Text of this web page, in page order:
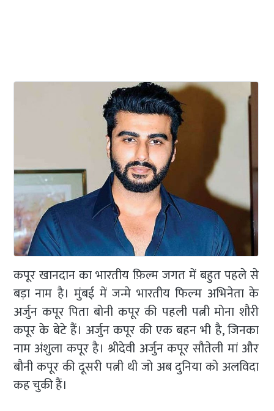
कपूर खानदान का भारतीय फ़िल्म जगत में बहुत पहले से
बड़ा नाम है। मुंबई में जन्मे भारतीय फिल्‍म अभिनेता के
अर्जुन कपूर पिता बोनी कपूर की पहली पत्नी मोना शौरी
कपूर के बेटे हैं। अर्जुन कपूर की एक बहन भी है, जिनका
नाम अंशुला कपूर है। श्रीदेवी अर्जुन कपूर सौतेली मां और
बौनी कपूर की दूसरी पत्नी थी जो अब दुनिया को अलविदा
कह चुकी हैं।